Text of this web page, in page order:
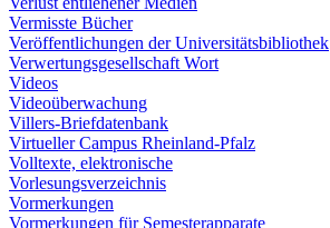
Vermisste Bücher
Veröffentlichungen der Universitätsbibliothek
Verwertungsgesellschaft Wort
Videos
Videoüberwachung
Villers-Briefdatenbank
Virtueller Campus Rheinland-Pfalz
Volltexte, elektronische
Vorlesungsverzeichnis
Vormerkungen
Vormerkungen für Semesterapparate